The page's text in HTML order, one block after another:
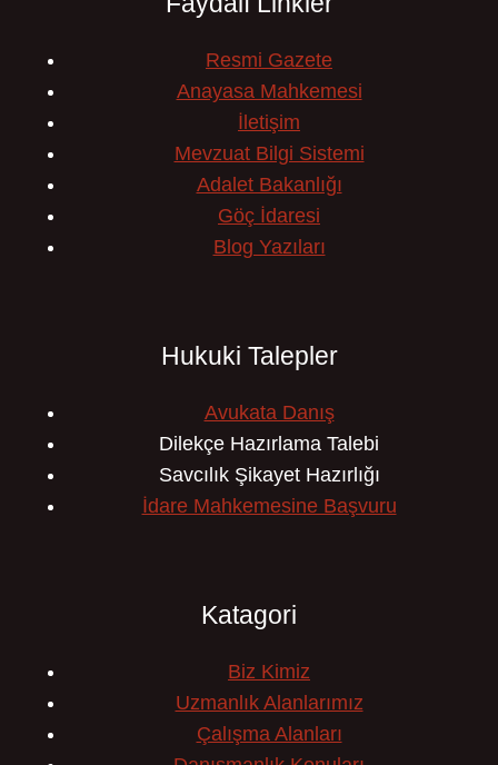
Resmi Gazete
Anayasa Mahkemesi
İletişim
Mevzuat Bilgi Sistemi
Adalet Bakanlığı
Göç İdaresi
Blog Yazıları
Hukuki Talepler
Avukata Danış
Dilekçe Hazırlama Talebi
Savcılık Şikayet Hazırlığı
İdare Mahkemesine Başvuru
Katagori
Biz Kimiz
Uzmanlık Alanlarımız
Çalışma Alanları